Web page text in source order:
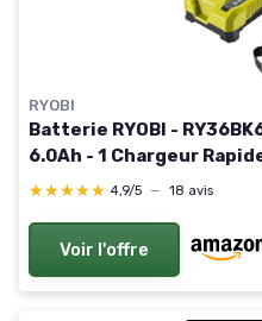
RYOBI
Batterie RYOBI -
6.0Ah - 1 Chargeur
★★★★★
★★★★★ 4,9/5 — 18 avis
Voir l'offre